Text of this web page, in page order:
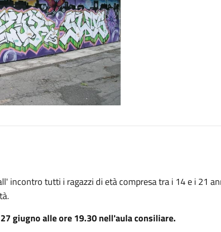
incontro tutti i ragazzi di età compresa tra i 14 e i 21
giugno alle ore 19.30 nell'aula consiliare.